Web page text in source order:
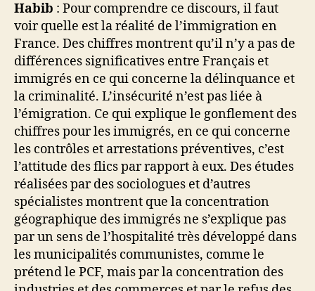
Habib : Pour comprendre ce discours, il faut
voir quelle est la réalité de l’immigration en
France. Des chiffres montrent qu’il n’y a pas de
différences significatives entre Français et
immigrés en ce qui concerne la délinquance et
la criminalité. L’insécurité n’est pas liée à
l’émigration. Ce qui explique le gonflement des
chiffres pour les immigrés, en ce qui concerne
les contrôles et arrestations préventives, c’est
l’attitude des flics par rapport à eux. Des études
réalisées par des sociologues et d’autres
spécialistes montrent que la concentration
géographique des immigrés ne s’explique pas
par un sens de l’hospitalité très développé dans
les municipalités communistes, comme le
prétend le PCF, mais par la concentration des